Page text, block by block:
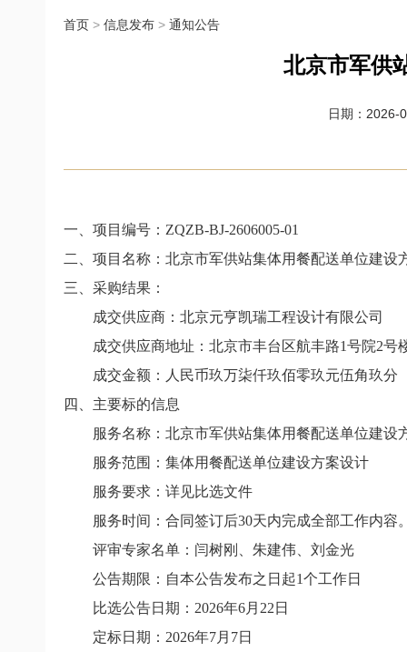
首页 > 信息发布 > 通知公告
北京市军供
日期：2026-
一、项目编号： ZQZB-BJ-2606005-01
二、项目名称：北京市军供站集体用餐配送单位建设
三、采购结果：
成交供应商：北京元亨凯瑞工程设计有限公司
成交供应商地址：北京市丰台区航丰路1号院2号
成交金额：人民币玖万柒仟玖佰零玖元伍角玖分
四、主要标的信息
服务名称： 北京市军供站集体用餐配送单位建设
服务范围：集体用餐配送单位建设方案设计
服务要求：详见比选文件
服务时间： 合同签订后30天内完成全部工作内容
评审专家名单：闫树刚、朱建伟、刘金光
公告期限 ： 自本公告发布之日起1个工作日
比选公告日期：2026年6月22日
定标日期 ： 2026年7月 7日